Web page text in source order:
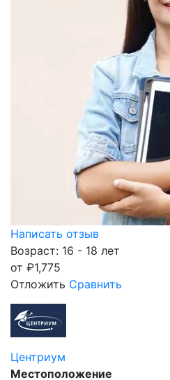
Написать отзыв
Возраст: 16 - 18 лет
от ₽1,775
Отложить Сравнить
Центриум
Местоположение